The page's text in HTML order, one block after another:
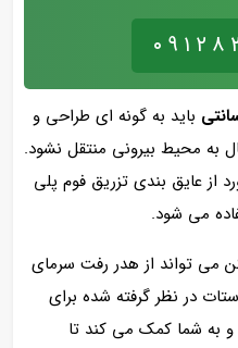
باید به گونه ای طراحی و
به محیط بیرونی منتقل نشود.
از عایق بندی تزریق فوم پلی
می شود.
می تواند از هدر رفت سرمای
در نظر گرفته شده برای
به شما کمک می کند تا